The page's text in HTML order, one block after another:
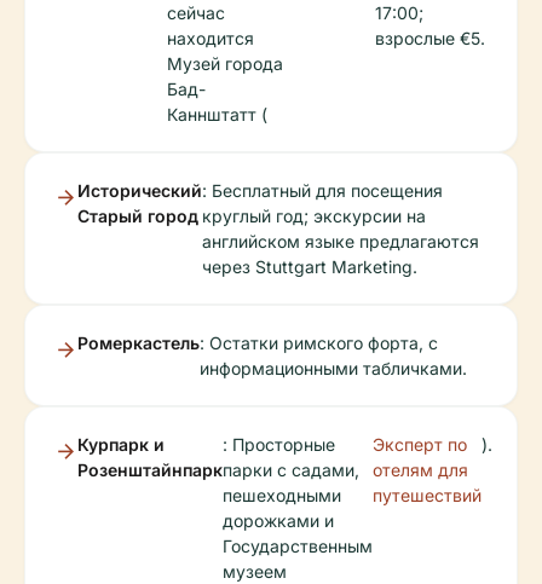
сейчас
находится
Музей города
Бад-
Каннштатт (
17:00;
взрослые €5.
Исторический
Старый город
: Бесплатный для посещения
круглый год; экскурсии на
английском языке предлагаются
через Stuttgart Marketing.
Ромеркастель: Остатки римского форта, с
информационными табличками.
Курпарк и
Розенштайнпарк
: Просторные
парки с садами,
пешеходными
дорожками и
Государственным
музеем
Эксперт по
отелям для
путешествий
).